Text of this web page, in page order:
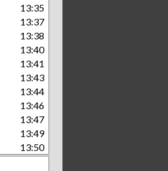
13:35
13:37
13:38
13:40
13:41
13:43
13:44
13:46
13:47
13:49
13:50